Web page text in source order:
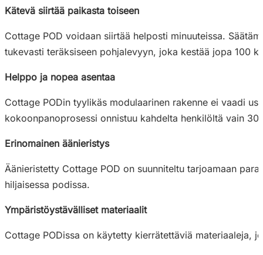
Kätevä siirtää paikasta toiseen
Cottage POD voidaan siirtää helposti minuuteissa.
tukevasti teräksiseen pohjalevyyn, joka kestää jopa 100
Helppo ja nopea asentaa
Cottage PODin tyylikäs modulaarinen rakenne ei vaadi
kokoonpanoprosessi onnistuu kahdelta henkilöltä vain 30
Erinomainen äänieristys
Äänieristetty Cottage POD on suunniteltu tarjoamaan
hiljaisessa podissa.
Ympäristöystävälliset materiaalit
Cottage PODissa on käytetty kierrätettäviä materiaaleja,